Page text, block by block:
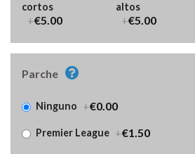
cortos
+€5.00
altos
+€5.00
Parche
Ninguno +€0.00
Premier League +€1.50